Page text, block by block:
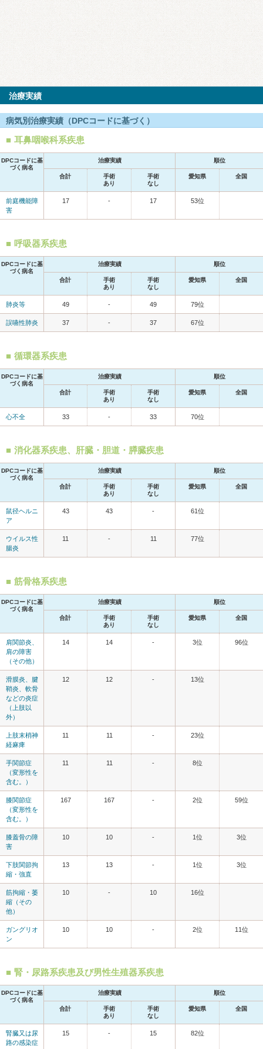
治療実績
病気別治療実績（DPCコードに基づく）
耳鼻咽喉科系疾患
DPCコードに基
づく病名
治療実績 順位
合計
手術
あり
手術
なし
愛知県 全国
前庭機能障
害
17 - 17 53位
呼吸器系疾患
DPCコードに基
づく病名
治療実績 順位
合計
手術
あり
手術
なし
愛知県 全国
肺炎等 49 - 49 79位
誤嚥性肺炎 37 - 37 67位
循環器系疾患
DPCコードに基
づく病名
治療実績 順位
合計
手術
あり
手術
なし
愛知県 全国
心不全 33 - 33 70位
消化器系疾患、肝臓・胆道・膵臓疾患
DPCコードに基
づく病名
治療実績 順位
合計
手術
あり
手術
なし
愛知県 全国
鼠径ヘルニ
ア
43 43 - 61位
ウイルス性
腸炎
11 - 11 77位
筋骨格系疾患
DPCコードに基
づく病名
治療実績 順位
合計
手術
あり
手術
なし
愛知県 全国
肩関節炎、
肩の障害
（その他）
14 14 - 3位 96位
滑膜炎、腱
鞘炎、軟骨
などの炎症
（上肢以
外）
12 12 - 13位
上肢末梢神
経麻痺
11 11 - 23位
手関節症
（変形性を
含む。）
11 11 - 8位
膝関節症
（変形性を
含む。）
167 167 - 2位 59位
膝蓋骨の障
害
10 10 - 1位 3位
下肢関節拘
縮・強直
13 13 - 1位 3位
筋拘縮・萎
縮（その
他）
10 - 10 16位
ガングリオ
ン
10 10 - 2位 11位
腎・尿路系疾患及び男性生殖器系疾患
DPCコードに基
づく病名
治療実績 順位
合計
手術
あり
手術
なし
愛知県 全国
腎臓又は尿
路の感染症
15 - 15 82位